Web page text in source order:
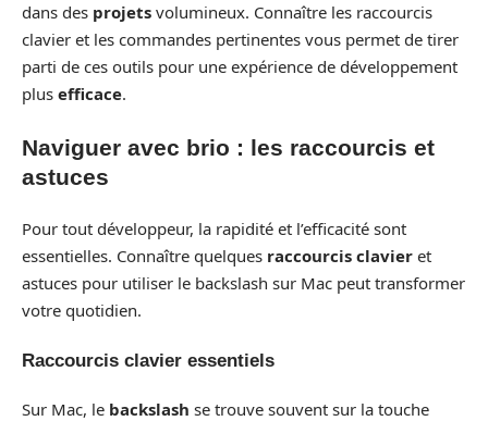
dans des projets volumineux. Connaître les raccourcis
clavier et les commandes pertinentes vous permet de tirer
parti de ces outils pour une expérience de développement
plus efficace.
Naviguer avec brio : les raccourcis et
astuces
Pour tout développeur, la rapidité et l’efficacité sont
essentielles. Connaître quelques raccourcis clavier et
astuces pour utiliser le backslash sur Mac peut transformer
votre quotidien.
Raccourcis clavier essentiels
Sur Mac, le backslash se trouve souvent sur la touche